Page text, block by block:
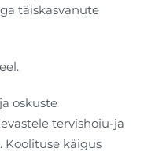
täiskasvanute
oskuste
tervishoiu-ja
Koolituse käigus